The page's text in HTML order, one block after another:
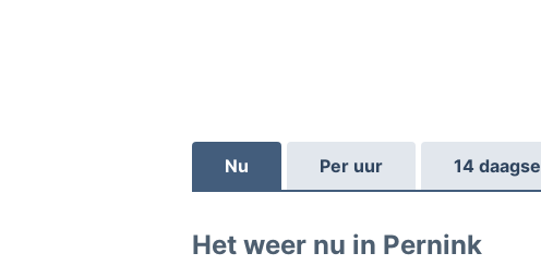
Nu Per uur 14 daagse
Het weer nu in Pernink